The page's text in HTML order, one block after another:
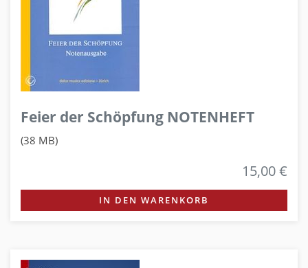
Feier der Schöpfung NOTENHEFT
(38 MB)
15,00 €
IN DEN WARENKORB